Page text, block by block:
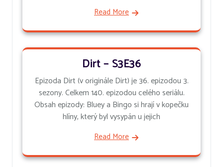
Read More
Dirt – S3E36
Epizoda Dirt (v originále Dirt) je 36. epizodou 3.
sezony. Celkem 140. epizodou celého seriálu.
Obsah epizody: Bluey a Bingo si hrají v kopečku
hlíny, který byl vysypán u jejich
Read More